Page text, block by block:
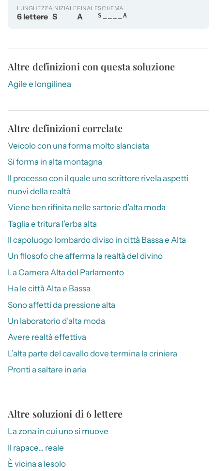
LUNGHEZZA
6 lettere
INIZIALE
S
FINALE
A
SCHEMA
S____A
Altre definizioni con questa soluzione
Agile e longilinea
Altre definizioni correlate
Veicolo con una forma molto slanciata
Si forma in alta montagna
Il processo con il quale uno scrittore rivela aspetti
nuovi della realtà
Viene ben rifinita nelle sartorie d’alta moda
Taglia e tritura l’erba alta
Il capoluogo lombardo diviso in città Bassa e Alta
Un filosofo che afferma la realtà del divino
La Camera Alta del Parlamento
Ha le città Alta e Bassa
Sono affetti da pressione alta
Un laboratorio d’alta moda
Avere realtà effettiva
L’alta parte del cavallo dove termina la criniera
Pronti a saltare in aria
Altre soluzioni di 6 lettere
La zona in cui uno si muove
Il rapace… reale
È vicina a Iesolo